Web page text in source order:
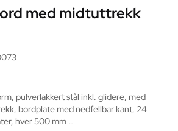
med midtuttrekk
pulverlakkert stål inkl. glidere, med
bordplate med nedfellbar kant, 24
hver 500 mm …